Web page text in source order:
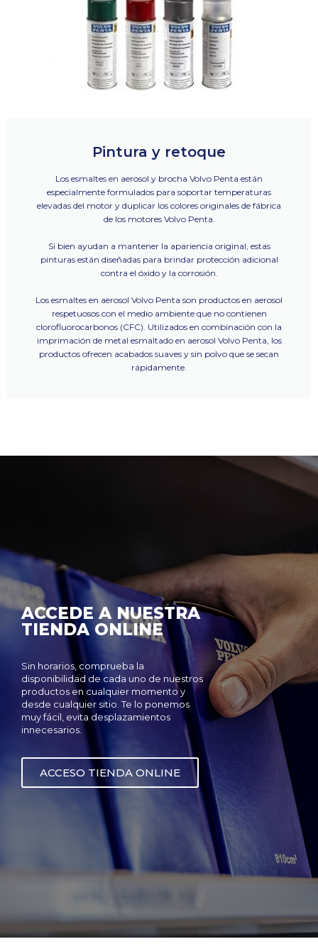
Pintura y retoque
Los esmaltes en aerosol y brocha Volvo Penta están
especialmente formulados para soportar temperaturas
elevadas del motor y duplicar los colores originales de fábrica
de los motores Volvo Penta.
Si bien ayudan a mantener la apariencia original, estas
pinturas están diseñadas para brindar protección adicional
contra el óxido y la corrosión.
Los esmaltes en aerosol Volvo Penta son productos en aerosol
respetuosos con el medio ambiente que no contienen
clorofluorocarbonos (CFC). Utilizados en combinación con la
imprimación de metal esmaltado en aerosol Volvo Penta, los
productos ofrecen acabados suaves y sin polvo que se secan
rápidamente.
ACCEDE A NUESTRA
TIENDA ONLINE
Sin horarios, comprueba la
disponibilidad de cada uno de nuestros
productos en cualquier momento y
desde cualquier sitio. Te lo ponemos
muy fácil, evita desplazamientos
innecesarios.
ACCESO TIENDA ONLINE